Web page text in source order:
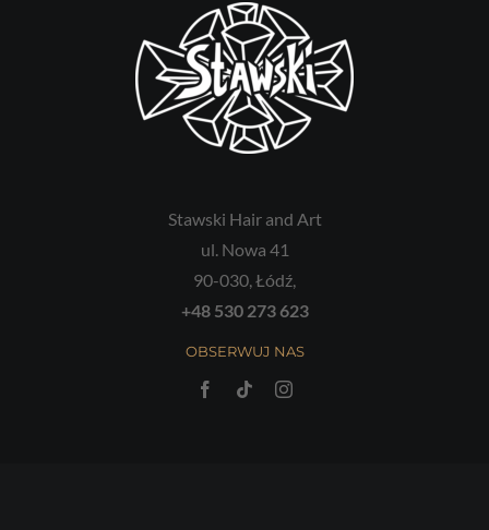
Stawski Hair and Art
ul. Nowa 41
90-030, Łódź,
+48 530 273 623
OBSERWUJ NAS